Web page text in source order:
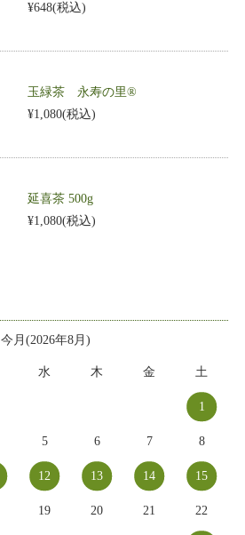
¥648(税込)
玉緑茶 永寿の里®
¥1,080(税込)
延喜茶 500g
¥1,080(税込)
今月(2026年8月)
水 木 金 土
1
5 6 7 8
12 13 14 15
19 20 21 22